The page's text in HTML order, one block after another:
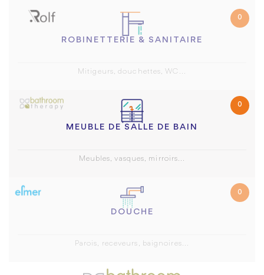
0
ROBINETTERIE & SANITAIRE
Mitigeurs, douchettes, WC...
0
MEUBLE DE SALLE DE BAIN
Meubles, vasques, mirroirs...
0
DOUCHE
Parois, receveurs, baignoires...